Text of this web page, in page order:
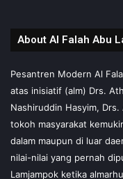
About Al Falah Abu
Pesantren Modern Al
atas inisiatif (alm) Drs.
Nashiruddin Hasyim,
tokoh masyarakat
dalam maupun di luar
nilai-nilai yang pernah
Lamjampok ketika